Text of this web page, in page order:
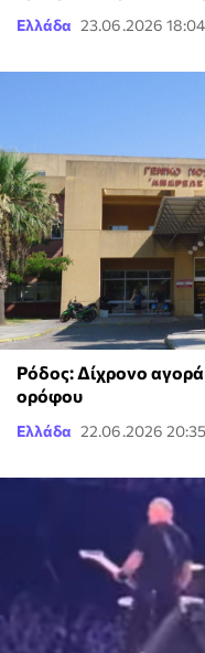
Ελλάδα 23.06.2026 18:04
Ρόδος: Δίχρονο
ορόφου
Ελλάδα 22.06.2026 20:35